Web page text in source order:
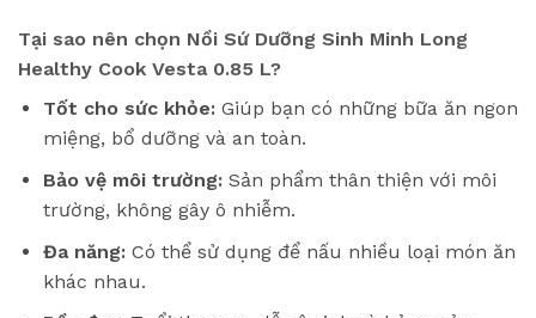
Tại sao nên chọn Nồi Sứ Dưỡng Sinh Minh Long
Healthy Cook Vesta 0.85 L?
Tốt cho sức khỏe:Giúp bạn có những bữa ăn ngon
miệng, bổ dưỡng và an toàn.
Bảo vệ môi trường:Sản phẩm thân thiện với môi
trường, không gây ô nhiễm.
Đa năng:Có thể sử dụng để nấu nhiều loại món ăn
khác nhau.